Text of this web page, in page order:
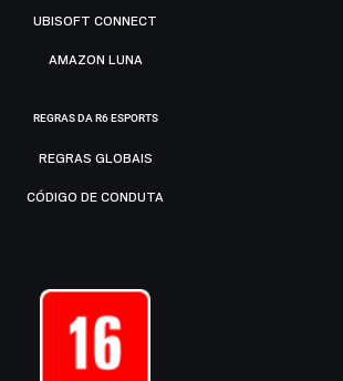
UBISOFT CONNECT
AMAZON LUNA
REGRAS DA R6 ESPORTS
REGRAS GLOBAIS
CÓDIGO DE CONDUTA